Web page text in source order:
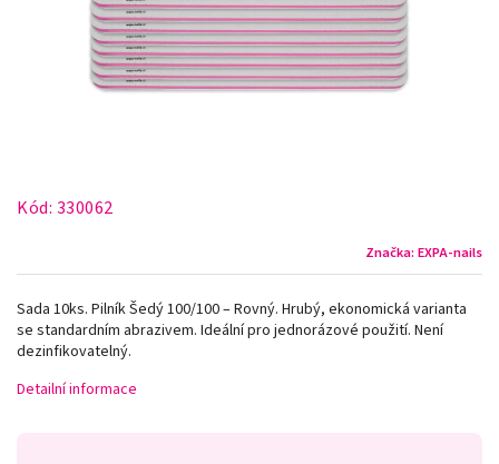
Kód: 330062
Značka: EXPA-nails
Sada 10ks. Pilník Šedý 100/100 – Rovný. Hrubý, ekonomická varianta
se standardním abrazivem. Ideální pro jednorázové použití. Není
dezinfikovatelný.
Detailní informace